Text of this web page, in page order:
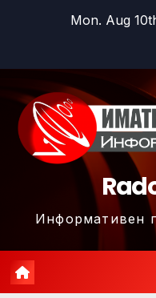
Mon. Aug
Информативен